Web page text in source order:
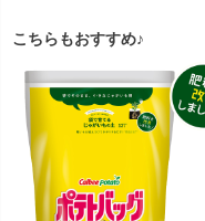
こちらもおすすめ♪